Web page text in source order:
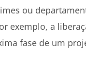
ou
exemplo, a
fase de um